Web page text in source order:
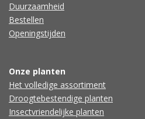
Duurzaamheid
Bestellen
Openingstijden
Onze planten
Het volledige assortiment
Droogtebestendige planten
Insectvriendelijke planten